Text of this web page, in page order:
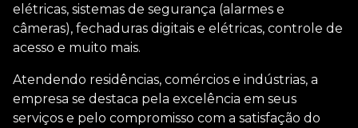
elétricas, sistemas de segurança (alarmes e
câmeras), fechaduras digitais e elétricas, controle de
acesso e muito mais.
Atendendo residências, comércios e indústrias, a
empresa se destaca pela excelência em seus
serviços e pelo compromisso com a satisfação do